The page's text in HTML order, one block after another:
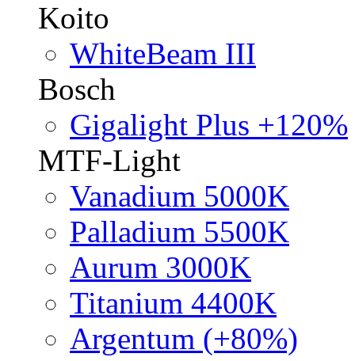
Koito
WhiteBeam III
Bosch
Gigalight Plus +120%
MTF-Light
Vanadium 5000K
Palladium 5500K
Aurum 3000K
Titanium 4400K
Argentum (+80%)